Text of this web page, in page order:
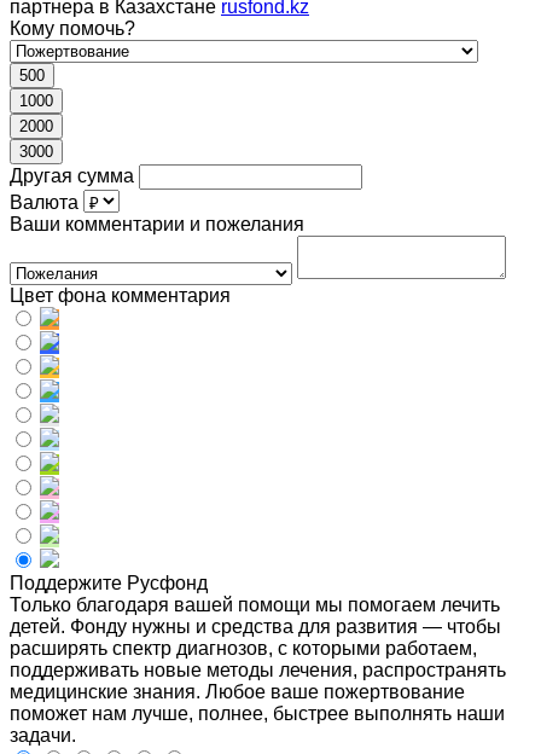
партнера в Казахстане rusfond.kz
Кому помочь?
500
1000
2000
3000
Другая сумма
Валюта
Ваши комментарии и пожелания
Цвет фона комментария
Поддержите Русфонд
Только благодаря вашей помощи мы помогаем лечить
детей. Фонду нужны и средства для развития — чтобы
расширять спектр диагнозов, с которыми работаем,
поддерживать новые методы лечения, распространять
медицинские знания. Любое ваше пожертвование
поможет нам лучше, полнее, быстрее выполнять наши
задачи.